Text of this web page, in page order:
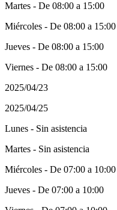
Martes - De 08:00 a 15:00
Miércoles - De 08:00 a 15:00
Jueves - De 08:00 a 15:00
Viernes - De 08:00 a 15:00
2025/04/23
2025/04/25
Lunes - Sin asistencia
Martes - Sin asistencia
Miércoles - De 07:00 a 10:00
Jueves - De 07:00 a 10:00